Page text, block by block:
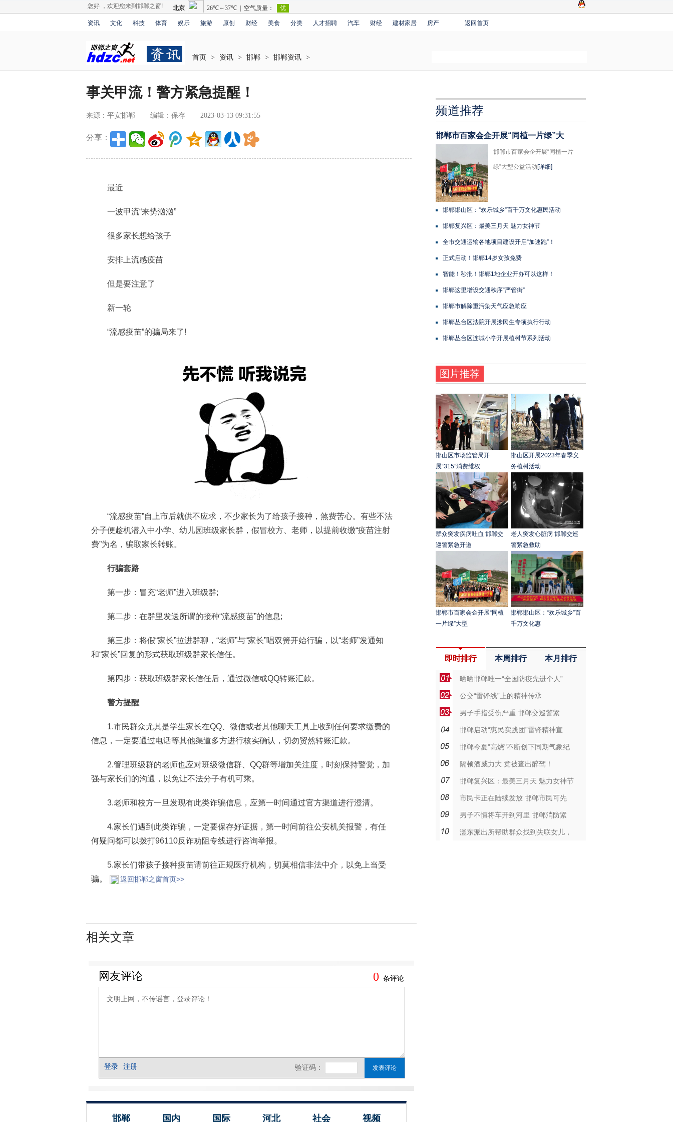
您好 ，欢迎您来到邯郸之窗!
资讯 文化 科技 体育 娱乐 旅游 原创 财经 美食 分类 人才招聘 汽车 财经 建材家居 房产 返回首页
首页 > 资讯 > 邯郸 > 邯郸资讯 >
事关甲流！警方紧急提醒！
来源：平安邯郸 编辑：保存 2023-03-13 09:31:55
分享：
最近
一波甲流“来势汹汹”
很多家长想给孩子
安排上流感疫苗
但是要注意了
新一轮
“流感疫苗”的骗局来了!
“流感疫苗”自上市后就供不应求，不少家长为了给孩子接种，煞费苦心。有些不法
分子便趁机潜入中小学、幼儿园班级家长群，假冒校方、老师，以提前收缴“疫苗注射
费”为名，骗取家长转账。
行骗套路
第一步：冒充“老师”进入班级群;
第二步：在群里发送所谓的接种“流感疫苗”的信息;
第三步：将假“家长”拉进群聊，“老师”与“家长”唱双簧开始行骗，以“老师”发通知
和“家长”回复的形式获取班级群家长信任。
第四步：获取班级群家长信任后，通过微信或QQ转账汇款。
警方提醒
1.市民群众尤其是学生家长在QQ、微信或者其他聊天工具上收到任何要求缴费的
信息，一定要通过电话等其他渠道多方进行核实确认，切勿贸然转账汇款。
2.管理班级群的老师也应对班级微信群、QQ群等增加关注度，时刻保持警觉，加
强与家长们的沟通，以免让不法分子有机可乘。
3.老师和校方一旦发现有此类诈骗信息，应第一时间通过官方渠道进行澄清。
4.家长们遇到此类诈骗，一定要保存好证据，第一时间前往公安机关报警，有任
何疑问都可以拨打96110反诈劝阻专线进行咨询举报。
5.家长们带孩子接种疫苗请前往正规医疗机构，切莫相信非法中介，以免上当受
骗。
返回邯郸之窗首页>>
相关文章
邯郸 国内 国际 河北 社会 视频
频道推荐
邯郸市百家会企开展“同植一片绿”大
邯郸市百家会企开展“同植一片
绿”大型公益活动 [详细]
邯郸邯山区：“欢乐城乡”百千万文化惠民活动
邯郸复兴区：最美三月天 魅力女神节
全市交通运输各地项目建设开启“加速跑”！
正式启动！邯郸14岁女孩免费
智能！秒批！邯郸1地企业开办可以这样！
邯郸这里增设交通秩序“严管街”
邯郸市解除重污染天气应急响应
邯郸丛台区法院开展涉民生专项执行行动
邯郸丛台区连城小学开展植树节系列活动
图片推荐
邯山区市场监管局开
展“315”消费维权
邯山区开展2023年春季义
务植树活动
群众突发疾病吐血 邯郸交
巡警紧急开道
老人突发心脏病 邯郸交巡
警紧急救助
邯郸市百家会企开展“同植
一片绿”大型
邯郸邯山区：“欢乐城乡”百
千万文化惠
即时排行 本周排行 本月排行
晒晒邯郸唯一“全国防疫先进个人”
公交“雷锋线”上的精神传承
男子手指受伤严重 邯郸交巡警紧
邯郸启动“惠民实践团”雷锋精神宣
邯郸今夏"高烧"不断创下同期气象纪
隔顿酒威力大 竟被查出醉驾！
邯郸复兴区：最美三月天 魅力女神节
市民卡正在陆续发放 邯郸市民可先
男子不慎将车开到河里 邯郸消防紧
滏东派出所帮助群众找到失联女儿，